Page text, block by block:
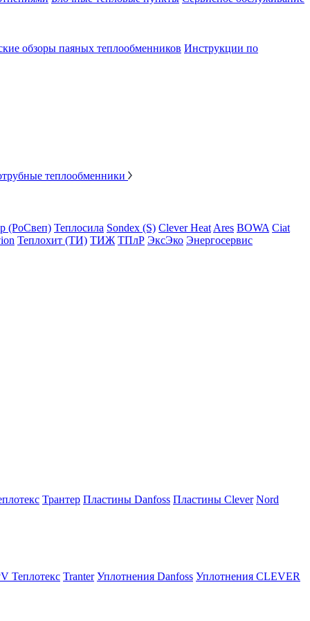
обзоры паяных теплообменников Инструкции по
теплообменники
(РоСвеп) Теплосила Sondex (S) Clever Heat Ares BOWA Ciat
Теплохит (ТИ) ТИЖ ТПлР ЭксЭко Энергосервис
Трантер Пластины Danfoss Пластины Clever Nord
Теплотекс Tranter Уплотнения Danfoss Уплотнения CLEVER